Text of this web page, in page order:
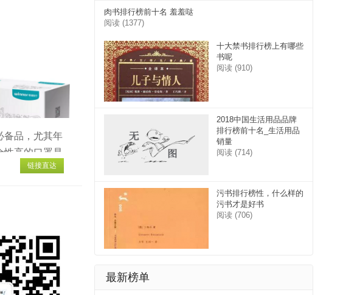
备品，尤其年
高的口罩是
解口罩品牌
链接直达
肉书排行榜前十名 羞羞哒
阅读 (1377)
十大禁书排行榜上有哪些
书呢
阅读 (910)
2018中国生活用品品牌
排行榜前十名_生活用品
销量
阅读 (714)
污书排行榜性，什么样的
污书才是好书
阅读 (706)
最新榜单